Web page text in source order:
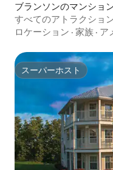
ブランソンのマンショ
すべてのアトラクショ
ロケーション · 家族 · ア
スーパーホスト
スーパーホスト